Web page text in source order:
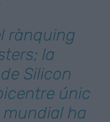
rànquing
la
Silicon
únic
ha